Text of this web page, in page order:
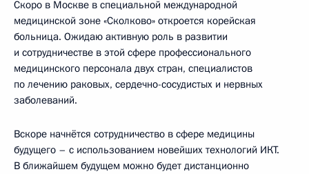
Скоро в Москве в специальной международной
медицинской зоне «Сколково» откроется корейская
больница. Ожидаю активную роль в развитии
и сотрудничестве в этой сфере профессионального
медицинского персонала двух стран, специалистов
по лечению раковых, сердечно-сосудистых и нервных
заболеваний.
Вскоре начнётся сотрудничество в сфере медицины
будущего – с использованием новейших технологий ИКТ.
В ближайшем будущем можно будет дистанционно